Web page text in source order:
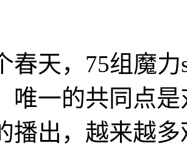
天，75组魔力
唯一的共同点
播出，越来越